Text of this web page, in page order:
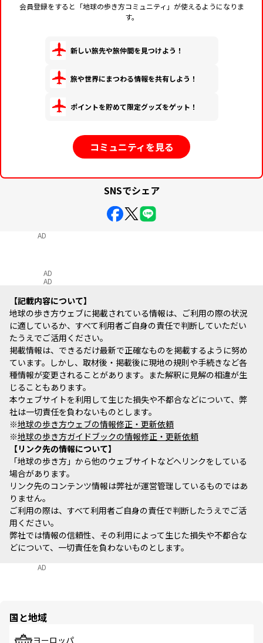
会員登録をすると「地球の歩き方コミュニティ」が使えるようになりま
す。
新しい旅先や旅仲間を見つけよう！
旅や世界にまつわる情報を共有しよう！
ポイントを貯めて限定グッズをゲット！
コミュニティを見る
SNSでシェア
AD
AD
AD
記載内容について
地球の歩き方ウェブに掲載されている情報は、ご利用の際の状況
に適しているか、すべて利用者ご自身の責任で判断していただい
たうえでご活用ください。
掲載情報は、できるだけ最新で正確なものを掲載するように努め
ています。しかし、取材後・掲載後に現地の規則や手続きなど各
種情報が変更されることがあります。また解釈に見解の相違が生
じることもあります。
本ウェブサイトを利用して生じた損失や不都合などについて、弊
社は一切責任を負わないものとします。
※地球の歩き方ウェブの情報修正・更新依頼
※地球の歩き方ガイドブックの情報修正・更新依頼
リンク先の情報について
「地球の歩き方」から他のウェブサイトなどへリンクをしている
場合があります。
リンク先のコンテンツ情報は弊社が運営管理しているものではあ
りません。
ご利用の際は、すべて利用者ご自身の責任で判断したうえでご活
用ください。
弊社では情報の信頼性、その利用によって生じた損失や不都合な
どについて、一切責任を負わないものとします。
AD
国と地域
ヨーロッパ